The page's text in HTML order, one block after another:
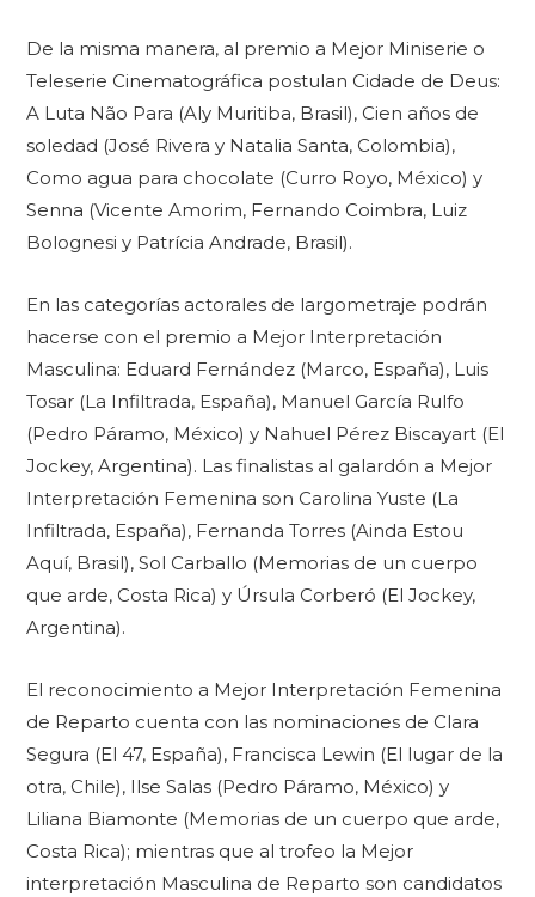
De la misma manera, al premio a Mejor Miniserie o
Teleserie Cinematográfica postulan Cidade de Deus:
A Luta Não Para (Aly Muritiba, Brasil), Cien años de
soledad (José Rivera y Natalia Santa, Colombia),
Como agua para chocolate (Curro Royo, México) y
Senna (Vicente Amorim, Fernando Coimbra, Luiz
Bolognesi y Patrícia Andrade, Brasil).
En las categorías actorales de largometraje podrán
hacerse con el premio a Mejor Interpretación
Masculina: Eduard Fernández (Marco, España), Luis
Tosar (La Infiltrada, España), Manuel García Rulfo
(Pedro Páramo, México) y Nahuel Pérez Biscayart (El
Jockey, Argentina). Las finalistas al galardón a Mejor
Interpretación Femenina son Carolina Yuste (La
Infiltrada, España), Fernanda Torres (Ainda Estou
Aquí, Brasil), Sol Carballo (Memorias de un cuerpo
que arde, Costa Rica) y Úrsula Corberó (El Jockey,
Argentina).
El reconocimiento a Mejor Interpretación Femenina
de Reparto cuenta con las nominaciones de Clara
Segura (El 47, España), Francisca Lewin (El lugar de la
otra, Chile), Ilse Salas (Pedro Páramo, México) y
Liliana Biamonte (Memorias de un cuerpo que arde,
Costa Rica); mientras que al trofeo la Mejor
interpretación Masculina de Reparto son candidatos